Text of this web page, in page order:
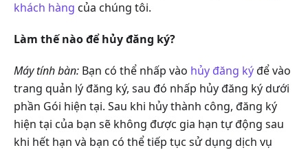
khách hàng của chúng tôi.
Làm thế nào để hủy đăng ký?
Máy tính bàn: Bạn có thể nhấp vào hủy đăng kýđể vào
trang quản lý đăng ký, sau đó nhấp hủy đăng ký dưới
phần Gói hiện tại. Sau khi hủy thành công, đăng ký
hiện tại của bạn sẽ không được gia hạn tự động sau
khi hết hạn và bạn có thể tiếp tục sử dụng dịch vụ